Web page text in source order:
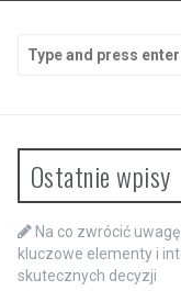
for:
Ostatnie wpisy
Na co zwrócić
kluczowe elementy i
skutecznych decyzji